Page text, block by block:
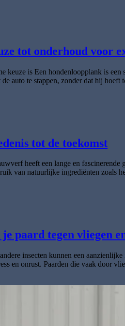
tot onderhoud voor
keuze is Een hondenloopplank is
auto te stappen, zonder dat hij
tot de toekomst
heeft een lange en
van natuurlijke ingrediënten zoals
paard tegen vliegen
insecten kunnen een
en onrust. Paarden die vaak door